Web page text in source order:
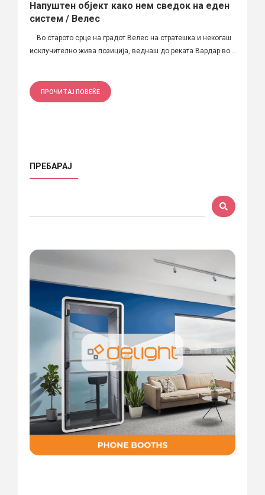
Напуштен објект како нем сведок на еден
систем / Велес
Во старото срце на градот Велес на стратешка и некогаш
исклучително жива позиција, веднаш до реката Вардар во...
ПРОЧИТАЈ ПОВЕЌЕ
ПРЕБАРАЈ